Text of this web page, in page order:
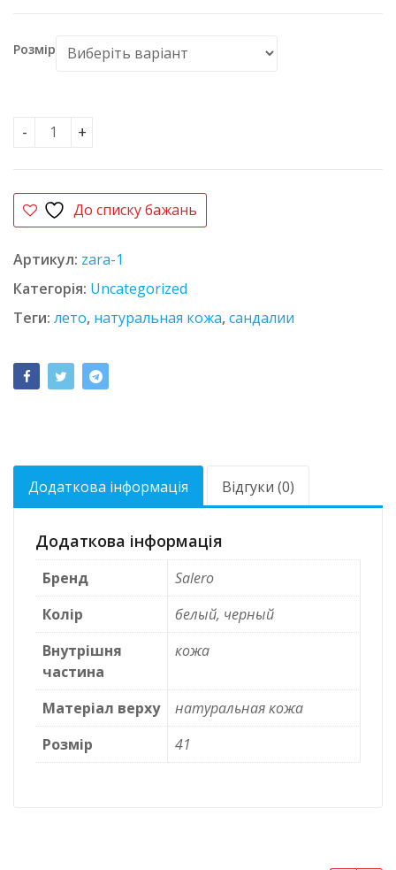
Розмір
Сандалии Зара-1 кількість
До списку бажань
Артикул: zara-1
Категорія: Uncategorized
Теги: лето, натуральная кожа,сандалии
Додаткова інформація Відгуки (0)
Додаткова інформація
Бренд
Salero
Колір
белый, черный
Внутрішня
частина
кожа
Матеріал верху
натуральная кожа
Розмір
41